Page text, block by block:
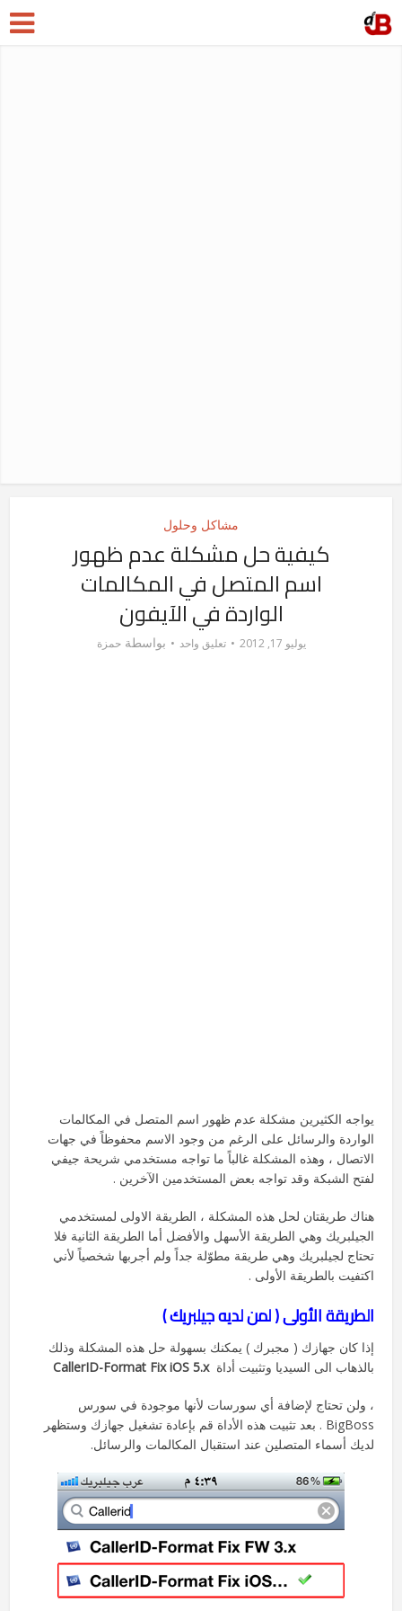
مشاكل وحلول
كيفية حل مشكلة عدم ظهور
اسم المتصل في المكالمات
الواردة في الآيفون
يوليو 17, 2012 تعليق واحد بواسطةحمزة
يواجه الكثيرين مشكلة عدم ظهور اسم المتصل في المكالمات
الواردة والرسائل على الرغم من وجود الاسم محفوظاً في جهات
الاتصال ، وهذه المشكلة غالباً ما تواجه مستخدمي شريحة جيفي
لفتح الشبكة وقد تواجه بعض المستخدمين الآخرين .
هناك طريقتان لحل هذه المشكلة ، الطريقة الاولى لمستخدمي
الجيلبريك وهي الطريقة الأسهل والأفضل أما الطريقة الثانية فلا
تحتاج لجيلبريك وهي طريقة مطوّلة جداً ولم أجربها شخصياً لأني
اكتفيت بالطريقة الأولى .
الطريقة الأولى ( لمن لديه جيلبريك )
إذا كان جهازك ( مجبرك ) يمكنك بسهولة حل هذه المشكلة وذلك
بالذهاب الى السيديا وتثبيت أداةCallerID-Format Fix iOS 5.x
، ولن تحتاج لإضافة أي سورسات لأنها موجودة في سورس
BigBoss . بعد تثبيت هذه الأداة قم بإعادة تشغيل جهازك وستظهر
لديك أسماء المتصلين عند استقبال المكالمات والرسائل.